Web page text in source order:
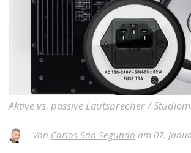
Aktive vs. passive Lautsprecher /
Von Carlos San Segundo am 07.